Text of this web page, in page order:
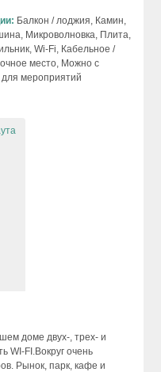
Балкон / лоджия, Камин,
Микроволновка, Плита,
Wi-Fi, Кабельное /
место, Можно с
мероприятий
доме двух-, трех- и
WI-FI.Вокруг очень
Рынок, парк, кафе и